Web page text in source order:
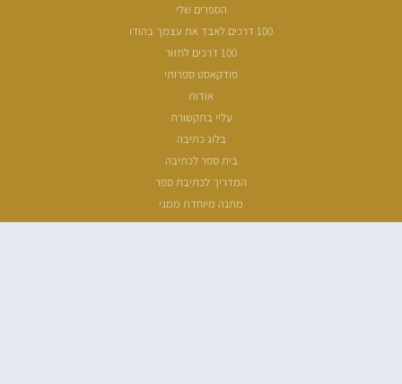
הספרים שלי
100 דרכים לאבד את עצמך בהודו
100 דרכים לחזור
פודקאסט ספרותי
אודות
עליי בתקשורת
בלוג כתיבה
בית ספר לכתיבה
המדריך לכתיבת ספר
מתנה מיוחדת ממני
שעת כתיבה